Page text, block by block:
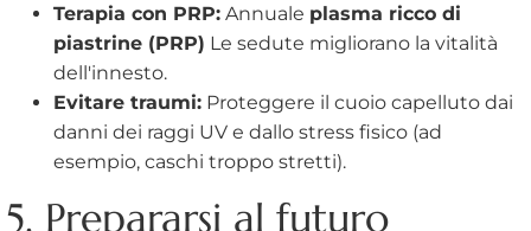
Terapia con PRP: Annuale plasma ricco di
piastrine (PRP) Le sedute migliorano la vitalità
dell'innesto.
Evitare traumi: Proteggere il cuoio capelluto dai
danni dei raggi UV e dallo stress fisico (ad
esempio, caschi troppo stretti).
5. Prepararsi al futuro